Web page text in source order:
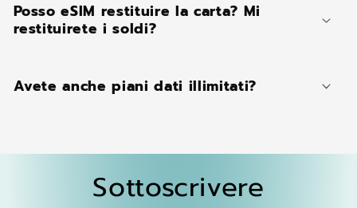
Posso eSIM restituire la carta? Mi
restituirete i soldi?
Avete anche piani dati illimitati?
Sottoscrivere